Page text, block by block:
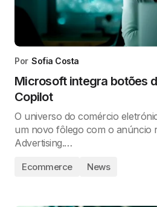
Por Sofia Costa
Microsoft integra botões
Copilot
O universo do comércio
um novo fôlego com o anúncio
Advertising.…
Ecommerce News